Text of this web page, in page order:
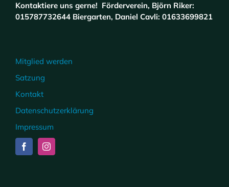
Kontaktiere uns gerne! Förderverein, Björn Riker:
015787732644 Biergarten, Daniel Cavli: 01633699821
Mitglied werden
Satzung
Kontakt
Datenschutzerklärung
Impressum